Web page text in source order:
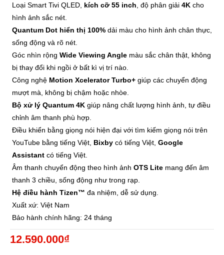
Loại Smart Tivi QLED, kích cỡ 55 inch , độ phân giải 4K cho
hình ảnh sắc nét.
Quantum Dot hiển thị 100% dải màu cho hình ảnh chân thực,
sống động và rõ nét.
Góc nhìn rộng Wide Viewing Angle màu sắc chân thật, không
bị thay đổi khi ngồi ở bất kì vị trí nào.
Công nghệ Motion Xcelerator Turbo+ giúp các chuyển động
mượt mà, không bị chậm hoặc nhòe.
Bộ xử lý Quantum 4K giúp nâng chất lượng hình ảnh, tự điều
chỉnh âm thanh phù hợp.
Điều khiển bằng giọng nói hiện đại với tìm kiếm giọng nói trên
YouTube bằng tiếng Việt, Bixby có tiếng Việt, Google
Assistant có tiếng Việt.
Âm thanh chuyển động theo hình ảnh OTS Lite mang đến âm
thanh 3 chiều, sống động như trong rạp.
Hệ điều hành Tizen™ đa nhiệm, dễ sử dụng.
Xuất xứ: Việt Nam
Bảo hành chính hãng: 24 tháng
12.590.000₫